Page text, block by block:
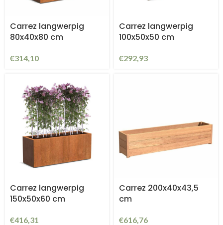
Carrez langwerpig
80x40x80 cm
€314,10
Carrez langwerpig
100x50x50 cm
€292,93
Carrez langwerpig
150x50x60 cm
€416,31
Carrez 200x40x43,5
cm
€616,76